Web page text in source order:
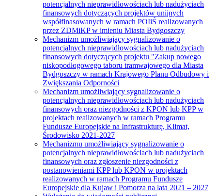
potencjalnych nieprawidłowościach lub nadużyciach
finansowych dotyczących projektów unijnych
współfinasowanych w ramach POIiŚ realizowanych
przez ZDMiKP w imieniu Miasta Bydgoszczy
Mechanizm umożliwiający sygnalizowanie o
potencjalnych nieprawidłowościach lub nadużyciach
finansowych dotyczących projektu "Zakup nowego
niskopodłogowego taboru tramwajowego dla Miasta
Bydgoszczy w ramach Krajowego Planu Odbudowy i
Zwiększania Odporności
Mechanizm umożliwiający sygnalizowanie o
potencjalnych nieprawidłowościach lub nadużyciach
finansowych oraz niezgodności z KPON lub KPP w
projektach realizowanych w ramach Programu
Fundusze Europejskie na Infrastrukturę, Klimat,
Środowisko 2021-2027
Mechanizmu umożliwiający sygnalizowanie o
potencjalnych nieprawidłowościach lub nadużyciach
finansowych oraz zgłoszenie niezgodności z
postanowieniami KPP lub KPON w projektach
realizowanych w ramach Programu Fundusze
Europejskie dla Kujaw i Pomorza na lata 2021 – 2027